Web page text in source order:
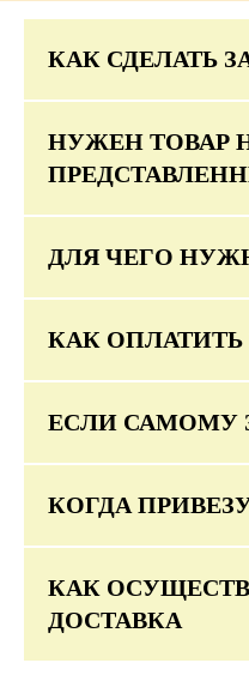
КАК СДЕЛАТЬ
НУЖЕН ТОВАР
ДЛЯ ЧЕГО
КАК ОПЛАТИТЬ
ЕСЛИ САМОМУ
КОГДА
КАК
ДОСТАВКА